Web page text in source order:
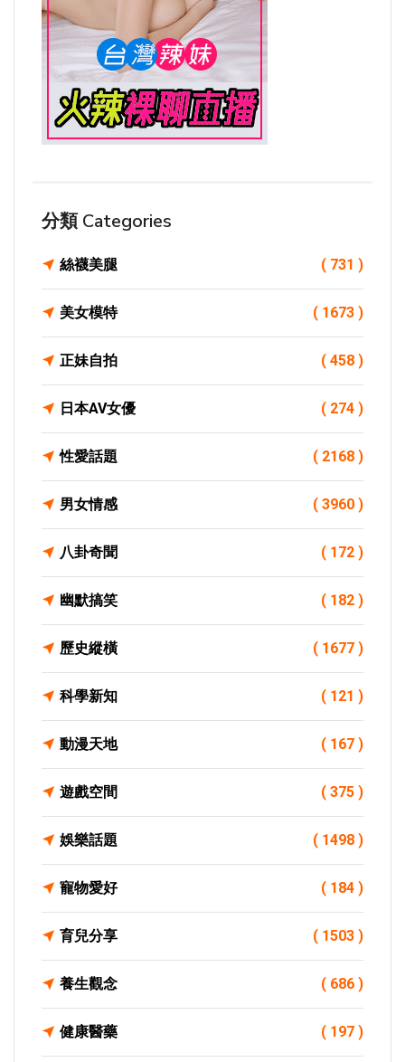
分類 Categories
絲襪美腿 ( 731 )
美女模特 ( 1673 )
正妹自拍 ( 458 )
日本AV女優 ( 274 )
性愛話題 ( 2168 )
男女情感 ( 3960 )
八卦奇聞 ( 172 )
幽默搞笑 ( 182 )
歷史縱橫 ( 1677 )
科學新知 ( 121 )
動漫天地 ( 167 )
遊戲空間 ( 375 )
娛樂話題 ( 1498 )
寵物愛好 ( 184 )
育兒分享 ( 1503 )
養生觀念 ( 686 )
健康醫藥 ( 197 )